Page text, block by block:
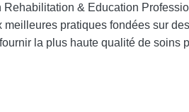
& Education
pratiques fondées sur
la plus haute qualité de soins